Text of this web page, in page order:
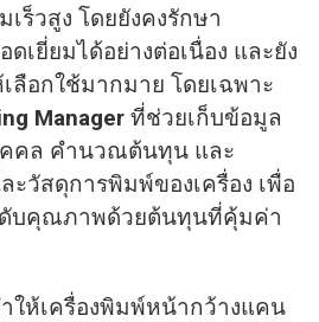
ร็วสูง โดยยังคงรักษา
ยี่ยมได้อย่างต่อเนื่อง และยัง
อกใช้มากมาย โดยเฉพาะ
Manager ที่ช่วยเก็บข้อมูล
คล คำนวณต้นทุน และ
วัสดุการพิมพ์ของเครื่อง เพื่อ
บคุณภาพด้วยต้นทุนที่คุ้มค่า
ให้เครื่องพิมพ์หน้ากว้างแคน